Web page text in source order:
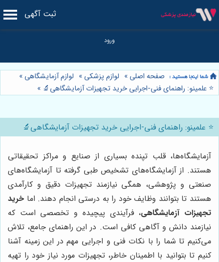
ثبت آگهی
صفحه اصلی » لوازم پزشکی » لوازم آزمایشگاهی »
⭐️ علمینو: راهنمای فنی-اجرایی خرید تجهیزات آزمایشگاهی🔬 »
⭐️ علمینو: راهنمای فنی-اجرایی خرید تجهیزات آزمایشگاهی🔬
آزمایشگاه‌ها، قلب تپنده بسیاری از صنایع و مراکز تحقیقاتی
هستند. از آزمایشگاه‌های تشخیص طبی گرفته تا آزمایشگاه‌های
صنعتی و پژوهشی، همگی نیازمند تجهیزات دقیق و کارآمدی
هستند تا بتوانند وظایف خود را به درستی انجام دهند. اما خرید
تجهیزات آزمایشگاهی، فرآیندی پیچیده و تخصصی است که
نیازمند دانش و آگاهی کافی است. در این راهنمای جامع، تلاش
می‌کنیم تا شما را با نکات فنی و اجرایی مهم در این زمینه آشنا
کنیم تا بتوانید با اطمینان خاطر، تجهیزات مورد نیاز خود را تهیه